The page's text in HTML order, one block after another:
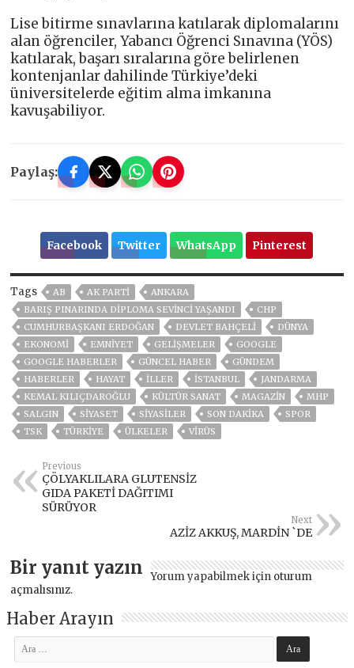
Lise bitirme sınavlarına katılarak diplomalarını
alan öğrenciler, Yabancı Öğrenci Sınavına (YÖS)
katılarak, başarı sıralarına göre belirlenen
kontenjanlar dahilinde Türkiye’deki
üniversitelerde eğitim alma imkanına
kavuşabiliyor.
Paylaş:
Facebook Twitter WhatsApp Pinterest
Tags AB AK PARTİ
ANKARA
BARIŞ PINARINDA DIPLOMA SEVINCI YAŞANDI
CHP
CUMHURBAŞKANI ERDOĞAN
DEVLET BAHÇELİ
DÜNYA
EKONOMİ
EMNİYET GELIŞMELER
GOOGLE
GOOGLE HABERLER
GÜNCEL HABER
GÜNDEM
HABERLER
HAYAT İLLER ISTANBUL
JANDARMA
KEMAL KILIÇDAROĞLU
KÜLTÜR SANAT MAGAZİN
MHP
SALGIN
SİYASET SİYASİLER SON DAKIKA
SPOR
TSK
TÜRKİYE ÜLKELER VIRÜS
Previous
ÇÖLYAKLILARA GLUTENSİZ
GIDA PAKETİ DAĞITIMI
SÜRÜYOR
Next
AZİZ AKKUŞ, MARDİN `DE
Bir yanıt yazın Yorum yapabilmek için oturum
açmalısınız.
Haber Arayın